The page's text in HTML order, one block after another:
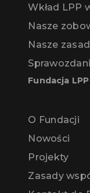
Wkład LPP
Nasze
Nasze
Fundacja LPP
O Fundacji
Nowości
Projekty
Zasady